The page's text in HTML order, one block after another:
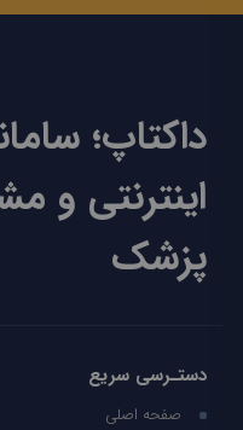
داکتاپ؛
اینترنتی و
پزشک
دستـرسی سریع
صفحه اصلی